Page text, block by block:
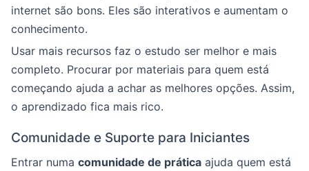
internet são bons. Eles são interativos e aumentam o
conhecimento.
Usar mais recursos faz o estudo ser melhor e mais
completo. Procurar por materiais para quem está
começando ajuda a achar as melhores opções. Assim,
o aprendizado fica mais rico.
Comunidade e Suporte para Iniciantes
Entrar numa comunidade de prática ajuda quem está